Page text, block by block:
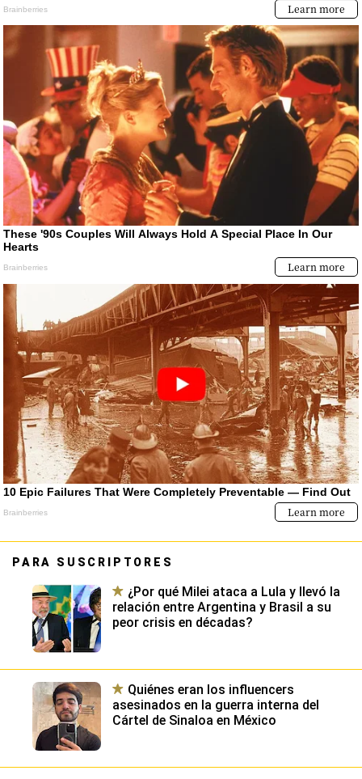
PARA SUSCRIPTORES
¿Por qué Milei ataca a Lula y llevó la
relación entre Argentina y Brasil a su
peor crisis en décadas?
Quiénes eran los influencers
asesinados en la guerra interna del
Cártel de Sinaloa en México